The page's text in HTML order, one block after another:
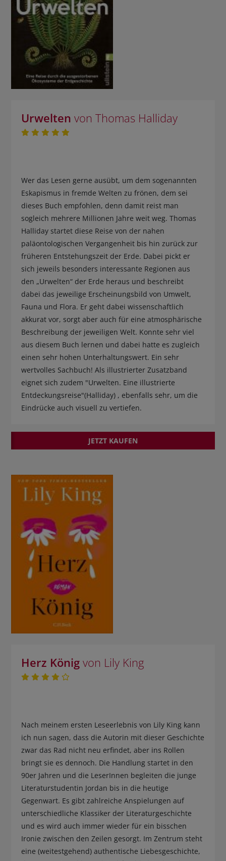
Urwelten von Thomas Halliday
Wer das Lesen gerne ausübt, um dem sogenannten
Eskapismus in fremde Welten zu frönen, dem sei
dieses Buch empfohlen, denn damit reist man
sogleich mehrere Millionen Jahre weit weg. Thomas
Halliday startet diese Reise von der nahen
paläontologischen Vergangenheit bis hin zurück zur
früheren Entstehungszeit der Erde. Dabei pickt er
sich jeweils besonders interessante Regionen aus
den „Urwelten“ der Erde heraus und beschreibt
dabei das jeweilige Erscheinungsbild von Umwelt,
Fauna und Flora. Er geht dabei wissenschaftlich
akkurat vor, sorgt aber auch für eine atmosphärische
Beschreibung der jeweiligen Welt. Konnte sehr viel
aus diesem Buch lernen und dabei hatte es zugleich
einen sehr hohen Unterhaltungswert. Ein sehr
wertvolles Sachbuch! Als illustrierter Zusatzband
eignet sich zudem "Urwelten. Eine illustrierte
Entdeckungsreise"(Halliday) , ebenfalls sehr, um die
Eindrücke auch visuell zu vertiefen.
JETZT KAUFEN
Herz König von Lily King
Nach meinem ersten Leseerlebnis von Lily King kann
ich nun sagen, dass die Autorin mit dieser Geschichte
zwar das Rad nicht neu erfindet, aber ins Rollen
bringt sie es dennoch. Die Handlung startet in den
90er Jahren und die LeserInnen begleiten die junge
Literaturstudentin Jordan bis in die heutige
Gegenwart. Es gibt zahlreiche Anspielungen auf
unterschiedliche Klassiker der Literaturgeschichte
und es wird auch immer wieder für ein bisschen
Ironie zwischen den Zeilen gesorgt. Im Zentrum steht
eine (weitestgehend) authentische Liebesgeschichte,